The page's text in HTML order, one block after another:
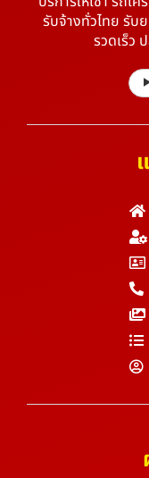
รับจ้างทั่วไทย รับ
รวดเร็ว